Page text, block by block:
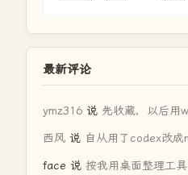
最新评论
ymz316 说 先收藏，以后用
西风 说 自从用了codex改
face 说 按我用桌面整理工